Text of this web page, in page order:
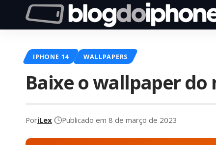
IPHONE 14 WALLPAPERS
Baixe o wallpaper do
PoriLex Publicado em 8 de março de 2023